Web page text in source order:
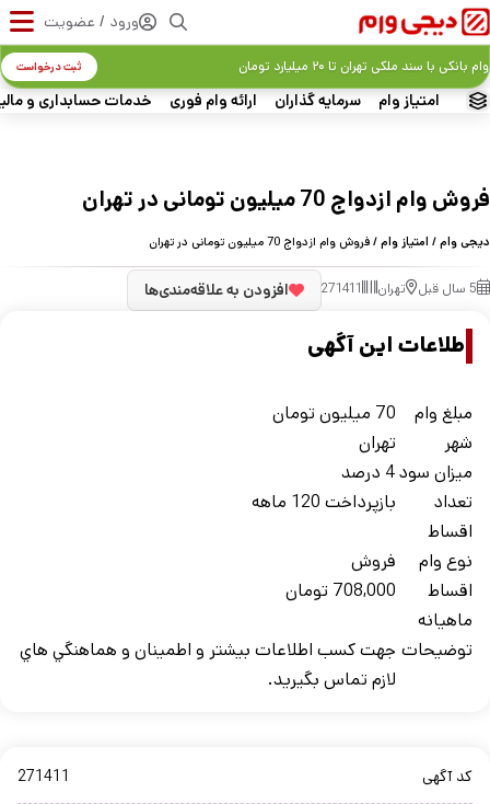
ورود / عضویت
امتیاز وام سرمایه گذاران ارائه وام فوری خدمات حسابداری و
وام بانکی با سند ملکی تهران تا ۲۰ میلیارد تومان ثبت درخواست
فروش وام ازدواج 70 میلیون تومانی در تهران
دیجی وام/ امتیاز وام/ فروش وام ازدواج 70 میلیون تومانی در تهران
5 سال قبل تهران 271411 افزودن به علاقه‌مندی‌ها
اطلاعات این آگهی
مبلغ وام
70 میلیون تومان
شهر
تهران
ميزان سود4 درصد
تعداد
اقساط
بازپرداخت 120 ماهه
نوع وام
فروش
اقساط
ماهيانه
708,000 تومان
توضيحات جهت کسب اطلاعات بيشتر و اطمينان و هماهنگي هاي
لازم تماس بگيريد.
کد آگهی 271411